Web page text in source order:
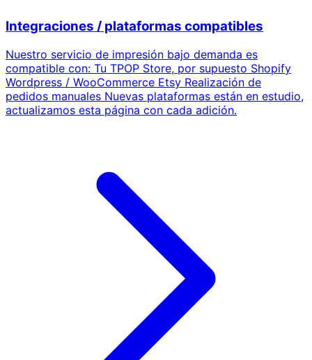
Integraciones / plataformas compatibles
Nuestro servicio de impresión bajo demanda es
compatible con: Tu TPOP Store, por supuesto Shopify
Wordpress / WooCommerce Etsy Realización de
pedidos manuales Nuevas plataformas están en estudio,
actualizamos esta página con cada adición.